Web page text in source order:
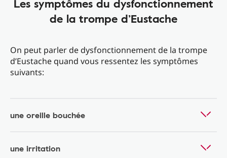
de la trompe d’Eustache
On peut parler de dysfonctionnement de la trompe
d’Eustache quand vous ressentez les symptômes
suivants:
une oreille bouchée
une irritation